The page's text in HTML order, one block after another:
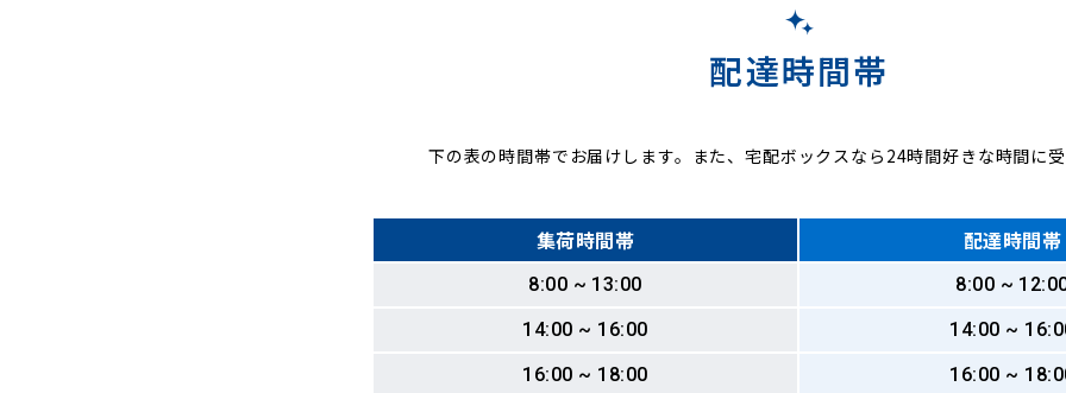
配達時間帯
下の表の時間帯でお届けします。また、宅配ボックスなら24時間好きな時間に
集荷時間帯 配達時間帯
8:00 ~ 13:00
8:00 ~
14:00 ~ 16:00
14:00 ~
16:00 ~ 18:00
16:00 ~